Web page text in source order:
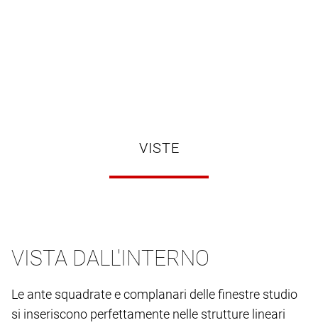
VISTE
VISTA DALL'INTERNO
Le ante squadrate e complanari delle finestre studio
si inseriscono perfettamente nelle strutture lineari